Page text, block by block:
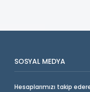
SOSYAL MEDYA
Hesaplarımızı takip